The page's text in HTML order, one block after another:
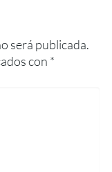
será publicada.
con *